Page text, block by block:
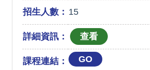
招生人數： 15
詳細資訊：
課程連結： GO